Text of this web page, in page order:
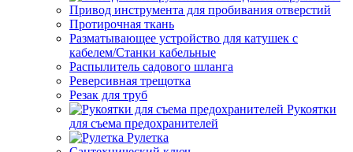
Привод инструмента для пробивания отверстий
Протирочная ткань
Разматывающее устройство для катушек с
кабелем/Станки кабельные
Распылитель садового шланга
Реверсивная трещотка
Резак для труб
Рукоятки
для съема предохранителей
Рулетка